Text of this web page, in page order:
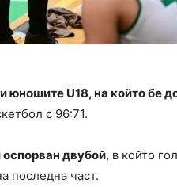
юношите U18, на който бе
с 96:71.
двубой, в който
последна част.